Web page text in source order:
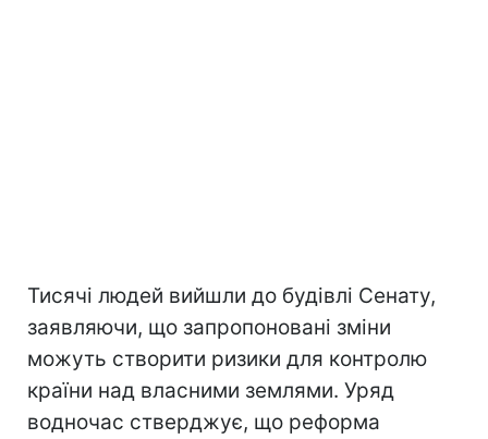
Тисячі людей вийшли до будівлі Сенату,
заявляючи, що запропоновані зміни
можуть створити ризики для контролю
країни над власними землями. Уряд
водночас стверджує, що реформа